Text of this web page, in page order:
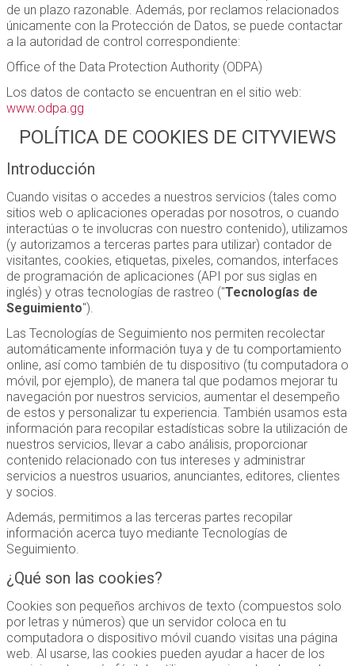
de un plazo razonable. Además, por reclamos relacionados
únicamente con la Protección de Datos, se puede contactar
a la autoridad de control correspondiente:
Office of the Data Protection Authority (ODPA)
Los datos de contacto se encuentran en el sitio web:
www.odpa.gg
POLÍTICA DE COOKIES DE CITYVIEWS
Introducción
Cuando visitas o accedes a nuestros servicios (tales como
sitios web o aplicaciones operadas por nosotros, o cuando
interactúas o te involucras con nuestro contenido), utilizamos
(y autorizamos a terceras partes para utilizar) contador de
visitantes, cookies, etiquetas, pixeles, comandos, interfaces
de programación de aplicaciones (API por sus siglas en
inglés) y otras tecnologías de rastreo ("Tecnologías de
Seguimiento").
Las Tecnologías de Seguimiento nos permiten recolectar
automáticamente información tuya y de tu comportamiento
online, así como también de tu dispositivo (tu computadora o
móvil, por ejemplo), de manera tal que podamos mejorar tu
navegación por nuestros servicios, aumentar el desempeño
de estos y personalizar tu experiencia. También usamos esta
información para recopilar estadísticas sobre la utilización de
nuestros servicios, llevar a cabo análisis, proporcionar
contenido relacionado con tus intereses y administrar
servicios a nuestros usuarios, anunciantes, editores, clientes
y socios.
Además, permitimos a las terceras partes recopilar
información acerca tuyo mediante Tecnologías de
Seguimiento.
¿Qué son las cookies?
Cookies son pequeños archivos de texto (compuestos solo
por letras y números) que un servidor coloca en tu
computadora o dispositivo móvil cuando visitas una página
web. Al usarse, las cookies pueden ayudar a hacer de los